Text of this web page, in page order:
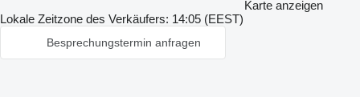
Karte anzeigen
Lokale Zeitzone des Verkäufers: 14:05 (EEST)
Besprechungstermin anfragen